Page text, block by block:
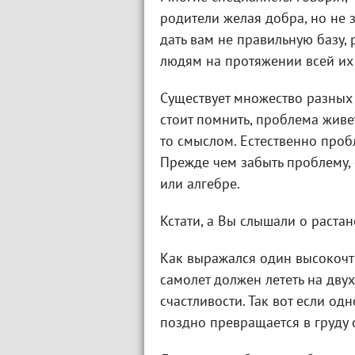
родители желая добра, но не
дать вам не правильную
людям на протяжении всей
Существует множество
стоит помнить, проблема
то смыслом. Естественно
Прежде чем забыть
или алгебре.
Кстати, а Вы слышали о
Как выражался один
самолет должен лететь на
счастливости. Так вот если
поздно превращается в груду